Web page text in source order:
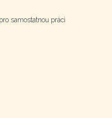
samostatnou práci